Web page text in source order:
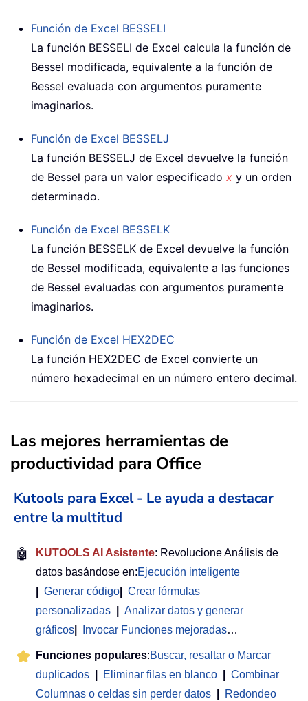
Función de Excel BESSELI
La función BESSELI de Excel calcula la función de
Bessel modificada, equivalente a la función de
Bessel evaluada con argumentos puramente
imaginarios.
Función de Excel BESSELJ
La función BESSELJ de Excel devuelve la función
de Bessel para un valor especificado x y un orden
determinado.
Función de Excel BESSELK
La función BESSELK de Excel devuelve la función
de Bessel modificada, equivalente a las funciones
de Bessel evaluadas con argumentos puramente
imaginarios.
Función de Excel HEX2DEC
La función HEX2DEC de Excel convierte un
número hexadecimal en un número entero decimal.
Las mejores herramientas de
productividad para Office
Kutools para Excel - Le ayuda a destacar
entre la multitud
🤖 KUTOOLS AI Asistente: Revolucione Análisis de
datos basándose en:Ejecución inteligente
Generar código
Crear fórmulas
personalizadas
Analizar datos y generar
gráficos
Invocar Funciones mejoradas…
Funciones populares:Buscar, resaltar o Marcar
duplicados
Eliminar filas en blanco
Combinar
Columnas o celdas sin perder datos
Redondeo